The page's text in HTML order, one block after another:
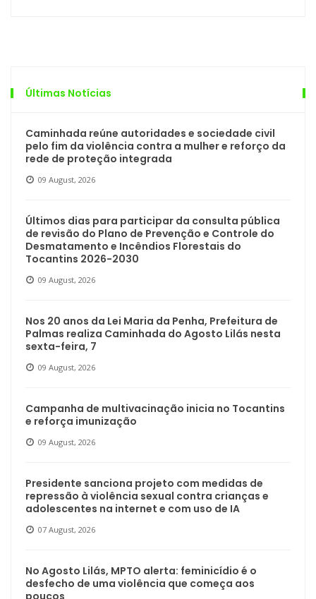
Últimas Notícias
Caminhada reúne autoridades e sociedade civil
pelo fim da violência contra a mulher e reforço da
rede de proteção integrada
09 August, 2026
Últimos dias para participar da consulta pública
de revisão do Plano de Prevenção e Controle do
Desmatamento e Incêndios Florestais do
Tocantins 2026-2030
09 August, 2026
Nos 20 anos da Lei Maria da Penha, Prefeitura de
Palmas realiza Caminhada do Agosto Lilás nesta
sexta-feira, 7
09 August, 2026
Campanha de multivacinação inicia no Tocantins
e reforça imunização
09 August, 2026
Presidente sanciona projeto com medidas de
repressão à violência sexual contra crianças e
adolescentes na internet e com uso de IA
07 August, 2026
No Agosto Lilás, MPTO alerta: feminicídio é o
desfecho de uma violência que começa aos